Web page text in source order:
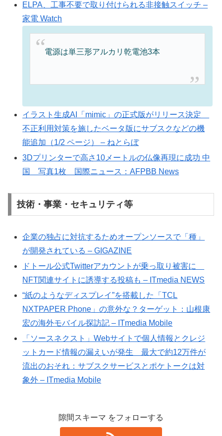
ELPA、工事不要で取り付けられる非接触スイッチ –
家電 Watch
電源は単三形アルカリ乾電池3本
イラスト生成AI「mimic」の正式版がリリース決定
不正利用対策を施したベータ版にサブスクなどの機
能追加（1/2 ページ） – ねとらぼ
3Dプリンターで高さ10メートルの仏像再現に成功 中
国 写真1枚 国際ニュース：AFPBB News
技術・事業・セキュリティ等
企業の独占に対抗するためオープンソースで「種」
が開発されている – GIGAZINE
ドトール公式Twitterアカウントが乗っ取り被害に
NFT関連サイトに誘導する投稿も – ITmedia NEWS
“紙のようなディスプレイ”を搭載した「TCL
NXTPAPER Phone」の意外な？ターゲット：山根康
宏の海外モバイル探訪記 – ITmedia Mobile
「ソースネクスト」Webサイトで個人情報とクレジ
ットカード情報の漏えいが発生 最大で約12万件が
流出のおそれ：サブスクサービスとポケトークは対
象外 – ITmedia Mobile
隙間スキーマ をフォローする